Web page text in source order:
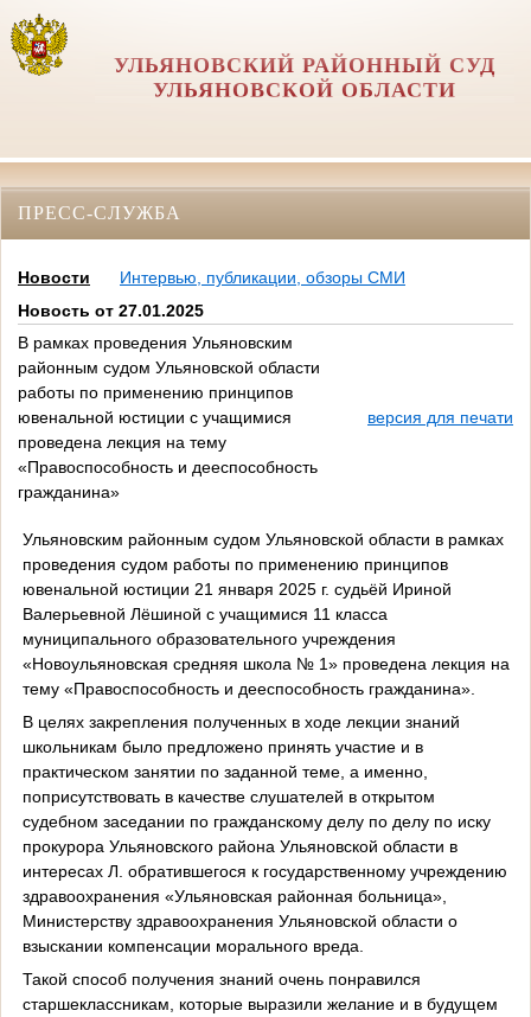
УЛЬЯНОВСКИЙ РАЙОННЫЙ СУД
УЛЬЯНОВСКОЙ ОБЛАСТИ
ПРЕСС-СЛУЖБА
Новости
Интервью, публикации, обзоры СМИ
Новость от 27.01.2025
В рамках проведения Ульяновским
районным судом Ульяновской области
работы по применению принципов
ювенальной юстиции с учащимися
проведена лекция на тему
«Правоспособность и дееспособность
гражданина»
версия для печати
Ульяновским районным судом Ульяновской области в рамках
проведения судом работы по применению принципов
ювенальной юстиции 21 января 2025 г. судьёй Ириной
Валерьевной Лёшиной с учащимися 11 класса
муниципального образовательного учреждения
«Новоульяновская средняя школа № 1» проведена лекция на
тему «Правоспособность и дееспособность гражданина».
В целях закрепления полученных в ходе лекции знаний
школьникам было предложено принять участие и в
практическом занятии по заданной теме, а именно,
поприсутствовать в качестве слушателей в открытом
судебном заседании по гражданскому делу по делу по иску
прокурора Ульяновского района Ульяновской области в
интересах Л. обратившегося к государственному учреждению
здравоохранения «Ульяновская районная больница»,
Министерству здравоохранения Ульяновской области о
взыскании компенсации морального вреда.
Такой способ получения знаний очень понравился
старшеклассникам, которые выразили желание и в будущем